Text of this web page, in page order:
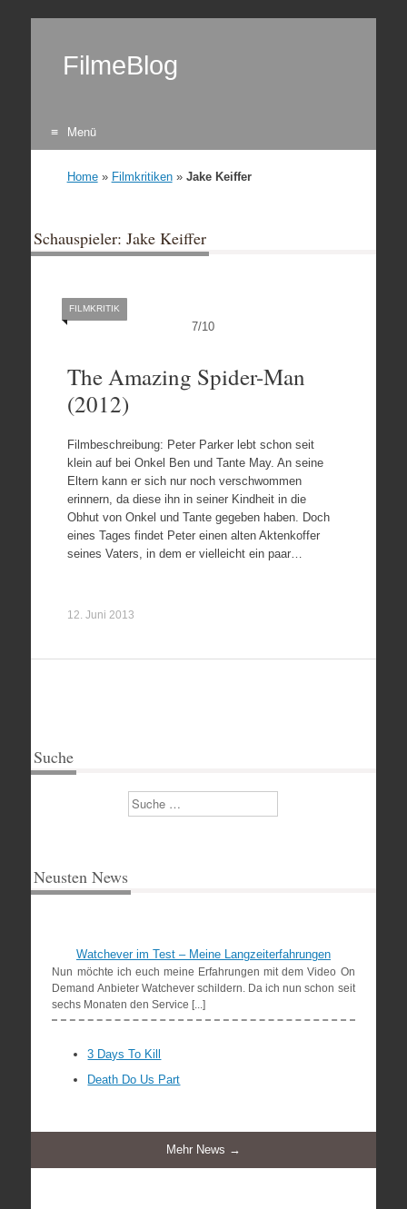
FilmeBlog
Menü
Home» Filmkritiken» Jake Keiffer
Schauspieler: Jake Keiffer
7/10
FILMKRITIK
The Amazing Spider-Man
(2012)
Filmbeschreibung: Peter Parker lebt schon seit
klein auf bei Onkel Ben und Tante May. An seine
Eltern kann er sich nur noch verschwommen
erinnern, da diese ihn in seiner Kindheit in die
Obhut von Onkel und Tante gegeben haben. Doch
eines Tages findet Peter einen alten Aktenkoffer
seines Vaters, in dem er vielleicht ein paar…
12. Juni 2013
Suche
Suchen
Neusten News
Watchever im Test – Meine Langzeiterfahrungen
Nun möchte ich euch meine Erfahrungen mit dem Video On
Demand Anbieter Watchever schildern. Da ich nun schon seit
sechs Monaten den Service [...]
3 Days To Kill
Death Do Us Part
Mehr News →